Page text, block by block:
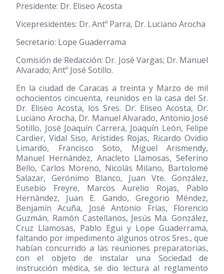
Presidente: Dr. Eliseo Acosta
Vicepresidentes: Dr. Antº Parra, Dr. Luciano Arocha
Secretario: Lope Guaderrama
Comisión de Redacción: Dr. José Vargas; Dr. Manuel
Alvarado; Antº José Sotillo.
En la ciudad de Caracas a treinta y Marzo de mil
ochocientos cincuenta, reunidos en la casa del Sr.
Dr. Eliseo Acosta, los Sres. Dr. Eliseo Acosta, Dr.
Luciano Arocha, Dr. Manuel Alvarado, Antonio José
Sotillo, José Joaquín Carrera, Joaquín León, Felipe
Cardier, Vidal Siso, Arístides Rojas, Ricardo Ovidio
Limardo, Francisco Soto, Miguel Arismendy,
Manuel Hernández, Anacleto Llamosas, Seferino
Bello, Carlos Moreno, Nicolás Milano, Bartolomé
Salazar, Gerónimo Blanco, Juan Vte. González,
Eusebio Freyre, Marcos Aurelio Rojas, Pablo
Hernández, Juan E. Gando, Gregorio Méndez,
Benjamín Acuña, José Antonio Frías, Florencio
Guzmán, Ramón Castellanos, Jesús Ma. González,
Cruz Llamosas, Pablo Egui y Lope Guaderrama,
faltando por impedimento algunos otros Sres., que
habían concurrido a las reuniones preparatorias,
con el objeto de instalar una Sociedad de
instrucción médica, se dio lectura al reglamento